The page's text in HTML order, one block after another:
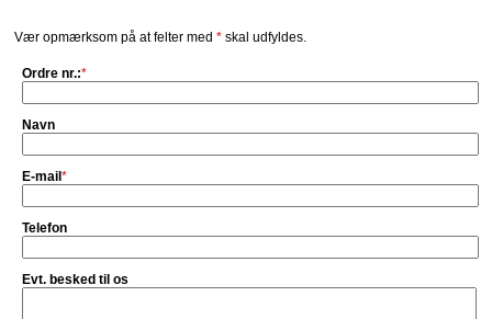
Vær opmærksom på at felter med * skal udfyldes.
Ordre nr.:*
Navn
E-mail *
Telefon
Evt. besked til os